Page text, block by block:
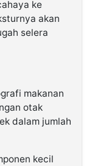
ke
akan
selera
makanan
otak
dalam jumlah
kecil